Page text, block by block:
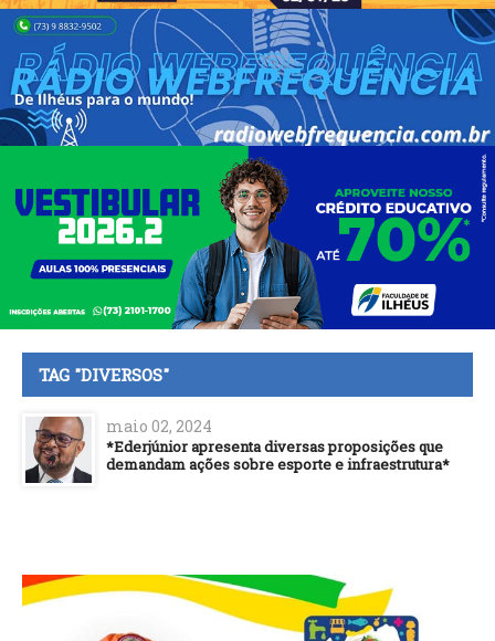
TAG "DIVERSOS"
maio 02, 2024
*Ederjúnior apresenta diversas proposições que
demandam ações sobre esporte e infraestrutura*